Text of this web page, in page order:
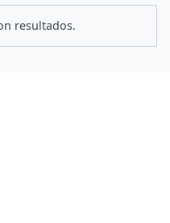
resultados.